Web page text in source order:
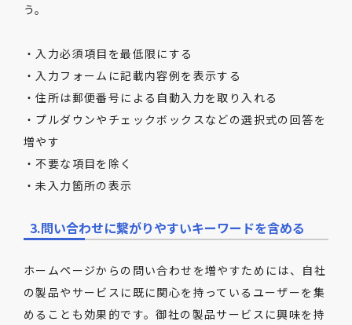
う。
・入力必須項目を最低限にする
・入力フォームに記載内容例を表示する
・住所は郵便番号による自動入力を取り入れる
・プルダウンやチェックボックスなどの選択式の回答を
増やす
・不要な項目を除く
・未入力箇所の表示
3.問い合わせに繋がりやすいキーワードを含める
ホームページからの問い合わせを増やすためには、自社
の製品やサービスに既に関心を持っているユーザーを集
めることも効果的です。御社の製品サービスに興味を持